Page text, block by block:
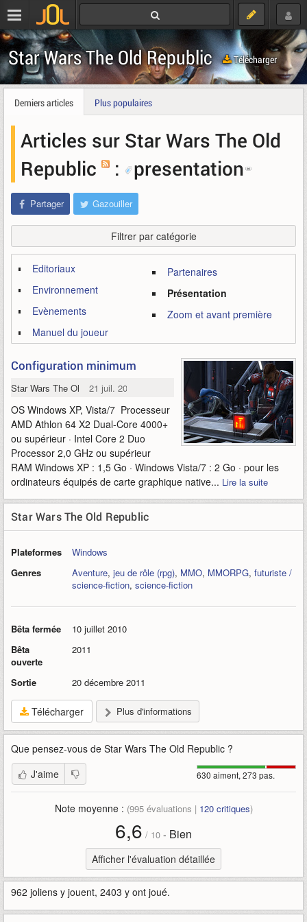
Star Wars The Old Republic Télécharger
Derniers articles Plus populaires
Articles sur Star Wars The Old
Republic
: presentation
Partager Gazouiller
Filtrer par catégorie
Editoriaux
Environnement
Evènements
Manuel du joueur
Partenaires
Présentation
Zoom et avant première
Configuration minimum
Star Wars The Old Republic
21 juil. 2011
OS Windows XP, Vista/7 Processeur
AMD Athlon 64 X2 Dual-Core 4000+
ou supérieur · Intel Core 2 Duo
Processor 2,0 GHz ou supérieur
RAM Windows XP : 1,5 Go · Windows Vista/7 : 2 Go · pour les
ordinateurs équipés de carte graphique native... Lire la suite
Star Wars The Old Republic
Plateformes
Windows
Genres
Aventure, jeu de rôle (rpg), MMO, MMORPG, futuriste /
science-fiction, science-fiction
Bêta fermée
10 juillet 2010
Bêta
ouverte
2011
Sortie 20 décembre 2011
Télécharger Plus d'informations
Que pensez-vous de Star Wars The Old Republic ?
630 aiment, 273 pas.
J'aime
Note moyenne : (995évaluations | 120critiques)
6,6 / 10 - Bien
Afficher l'évaluation détaillée
962 joliens y jouent, 2403 y ont joué.